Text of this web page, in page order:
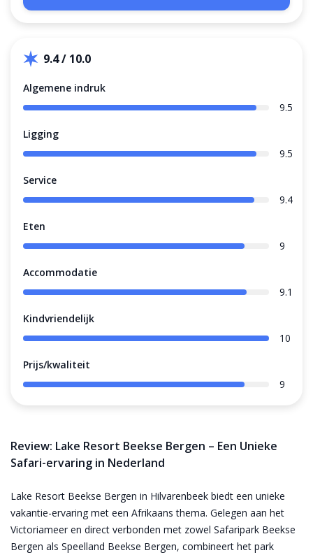
Review: Lake Resort Beekse Bergen – Een Unieke
Safari-ervaring in Nederland
Lake Resort Beekse Bergen in Hilvarenbeek biedt een unieke
vakantie-ervaring met een Afrikaans thema. Gelegen aan het
Victoriameer en direct verbonden met zowel Safaripark Beekse
Bergen als Speelland Beekse Bergen, combineert het park
9.4 / 10.0
Algemene indruk
9.5
Ligging
9.5
Service
9.4
Eten
9
Accommodatie
9.1
Kindvriendelijk
10
Prijs/kwaliteit
9